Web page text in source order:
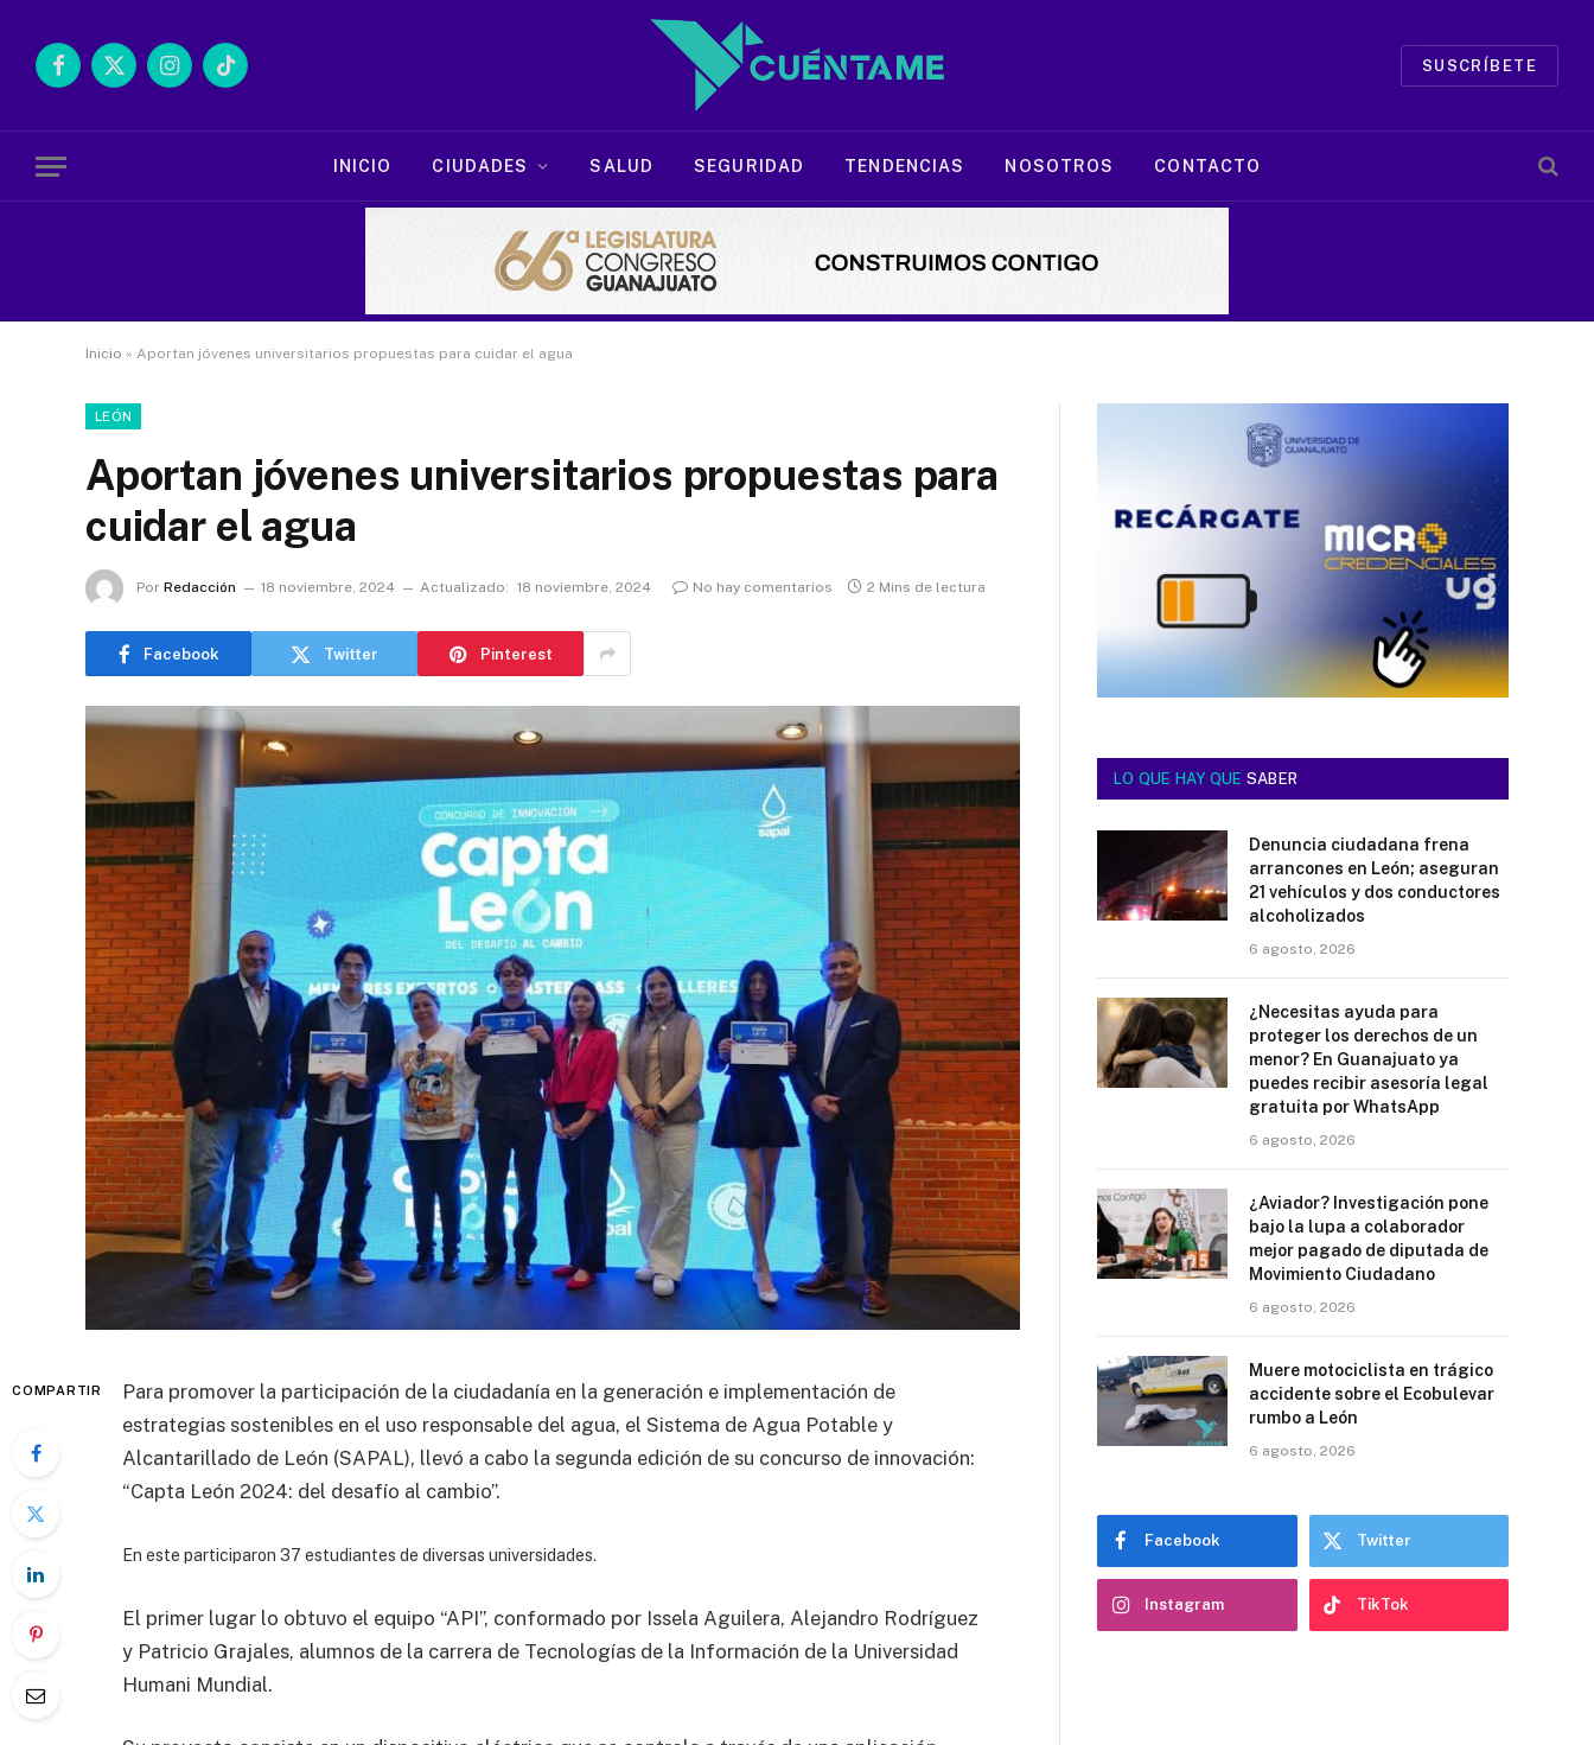
Facebook
X
InstagramTikTok
SUSCRÍBETE
INICIO CIUDADES SALUD SEGURIDAD TENDENCIAS NOSOTROS CONTACTO
Inicio » Aportan jóvenes universitarios propuestas para cuidar el agua
LEÓN
Aportan jóvenes universitarios propuestas para
cuidar el agua
Por Redacción 18 noviembre, 2024 Actualizado: 18 noviembre, 2024 No hay comentarios 2 Mins de lectura
Facebook Twitter Pinterest
COMPARTIR
Para promover la participación de la ciudadanía en la generación e implementación de
estrategias sostenibles en el uso responsable del agua, el Sistema de Agua Potable y
Alcantarillado de León (SAPAL), llevó a cabo la segunda edición de su concurso de innovación:
“Capta León 2024: del desafío al cambio”.
En este participaron 37 estudiantes de diversas universidades.
El primer lugar lo obtuvo el equipo “API”, conformado por Issela Aguilera, Alejandro Rodríguez
y Patricio Grajales, alumnos de la carrera de Tecnologías de la Información de la Universidad
Humani Mundial.
LO QUE HAY QUE SABER
Denuncia ciudadana frena
arrancones en León; aseguran
21 vehículos y dos conductores
alcoholizados
6 agosto, 2026
¿Necesitas ayuda para
proteger los derechos de un
menor? En Guanajuato ya
puedes recibir asesoría legal
gratuita por WhatsApp
6 agosto, 2026
¿Aviador? Investigación pone
bajo la lupa a colaborador
mejor pagado de diputada de
Movimiento Ciudadano
6 agosto, 2026
Muere motociclista en trágico
accidente sobre el Ecobulevar
rumbo a León
6 agosto, 2026
Facebook Twitter
Instagram TikTok